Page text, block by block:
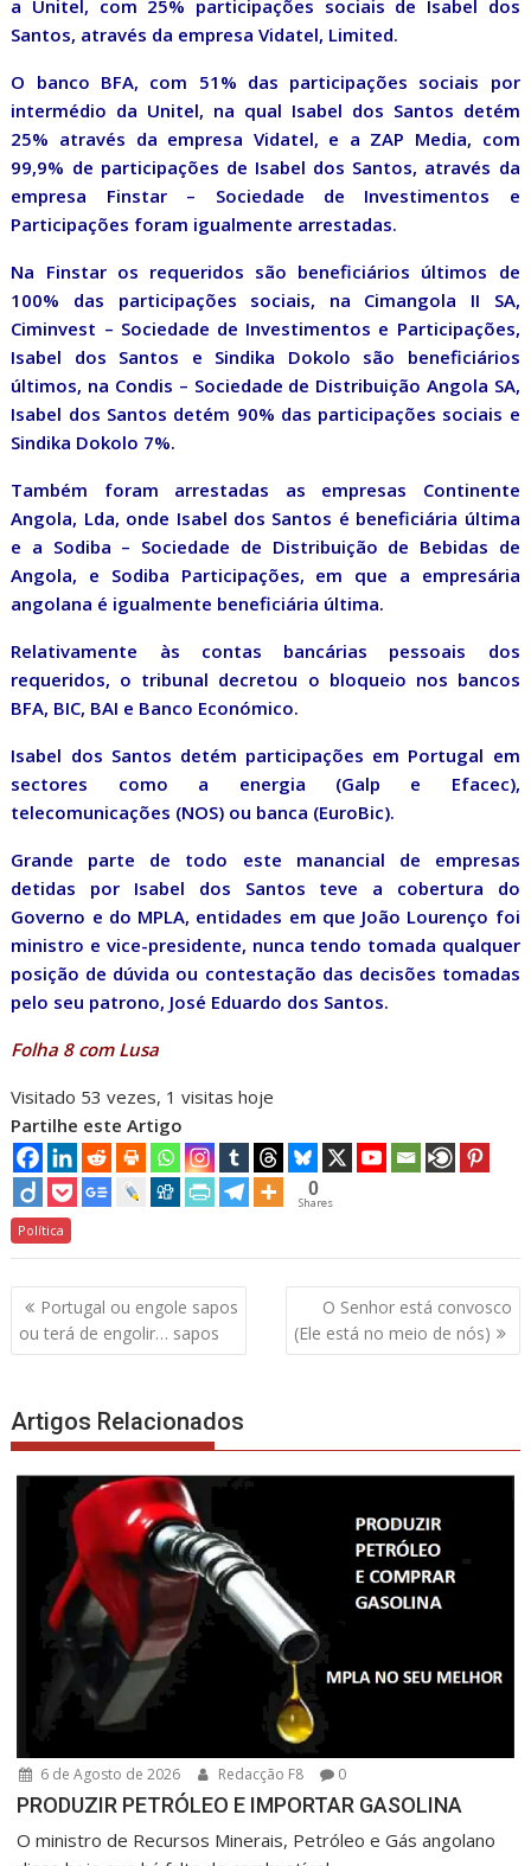
a Unitel, com 25% participações sociais de Isabel dos
Santos, através da empresa Vidatel, Limited.
O banco BFA, com 51% das participações sociais por
intermédio da Unitel, na qual Isabel dos Santos detém
25% através da empresa Vidatel, e a ZAP Media, com
99,9% de participações de Isabel dos Santos, através da
empresa Finstar – Sociedade de Investimentos e
Participações foram igualmente arrestadas.
Na Finstar os requeridos são beneficiários últimos de
100% das participações sociais, na Cimangola II SA,
Ciminvest – Sociedade de Investimentos e Participações,
Isabel dos Santos e Sindika Dokolo são beneficiários
últimos, na Condis – Sociedade de Distribuição Angola SA,
Isabel dos Santos detém 90% das participações sociais e
Sindika Dokolo 7%.
Também foram arrestadas as empresas Continente
Angola, Lda, onde Isabel dos Santos é beneficiária última
e a Sodiba – Sociedade de Distribuição de Bebidas de
Angola, e Sodiba Participações, em que a empresária
angolana é igualmente beneficiária última.
Relativamente às contas bancárias pessoais dos
requeridos, o tribunal decretou o bloqueio nos bancos
BFA, BIC, BAI e Banco Económico.
Isabel dos Santos detém participações em Portugal em
sectores como a energia (Galp e Efacec),
telecomunicações (NOS) ou banca (EuroBic).
Grande parte de todo este manancial de empresas
detidas por Isabel dos Santos teve a cobertura do
Governo e do MPLA, entidades em que João Lourenço foi
ministro e vice-presidente, nunca tendo tomada qualquer
posição de dúvida ou contestação das decisões tomadas
pelo seu patrono, José Eduardo dos Santos.
Folha 8 com Lusa
Visitado 53 vezes, 1 visitas hoje
Partilhe este Artigo
0
Shares
Política
Navegação
de
artigos
Portugal ou engole sapos
ou terá de engolir… sapos
O Senhor está convosco
(Ele está no meio de nós)
Artigos Relacionados
6 de Agosto de 2026 Redacção F8 0
PRODUZIR PETRÓLEO E IMPORTAR GASOLINA
O ministro de Recursos Minerais, Petróleo e Gás angolano